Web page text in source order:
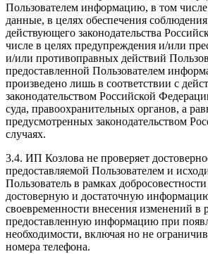
Пользователем информацию, в том
данные, в целях обеспечения
действующего законодательства
числе в целях предупреждения и/или
и/или противоправных действий
предоставленной Пользователем
произведено лишь в соответствии с
законодательством Российской
суда, правоохранительных органов, а
предусмотренных законодательством
случаях.
3.4. ИП Козлова не проверяет
предоставляемой Пользователем и
Пользователь в рамках
достоверную и достаточную
своевременности внесения изменений в
предоставленную информацию при
необходимости, включая но не
номера телефона.